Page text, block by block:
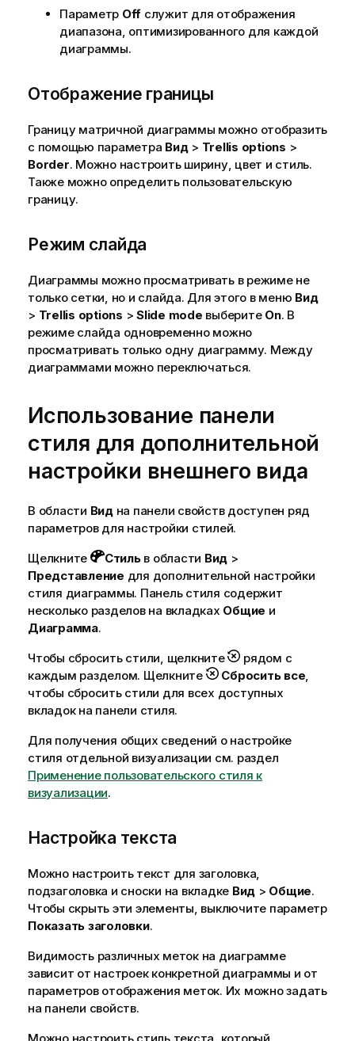
Параметр Off служит для отображения
диапазона, оптимизированного для каждой
диаграммы.
Отображение границы
Границу матричной диаграммы можно отобразить
с помощью параметра Вид> Trellis options >
Border. Можно настроить ширину, цвет и стиль.
Также можно определить пользовательскую
границу.
Режим слайда
Диаграммы можно просматривать в режиме не
только сетки, но и слайда. Для этого в меню Вид
> Trellis options > Slide mode выберите On. В
режиме слайда одновременно можно
просматривать только одну диаграмму. Между
диаграммами можно переключаться.
Использование панели
стиля для дополнительной
настройки внешнего вида
В области Видна панели свойств доступен ряд
параметров для настройки стилей.
Щелкните
Стильв области Вид >
Представление для дополнительной настройки
стиля диаграммы. Панель стиля содержит
несколько разделов на вкладках Общие и
Диаграмма.
Чтобы сбросить стили, щелкните
рядом с
каждым разделом. Щелкните
Сбросить все,
чтобы сбросить стили для всех доступных
вкладок на панели стиля.
Для получения общих сведений о настройке
стиля отдельной визуализации см. раздел
Применение пользовательского стиля к
визуализации.
Настройка текста
Можно настроить текст для заголовка,
подзаголовка и сноски на вкладке Вид > Общие.
Чтобы скрыть эти элементы, выключите параметр
Показать заголовки.
Видимость различных меток на диаграмме
зависит от настроек конкретной диаграммы и от
параметров отображения меток. Их можно задать
на панели свойств.